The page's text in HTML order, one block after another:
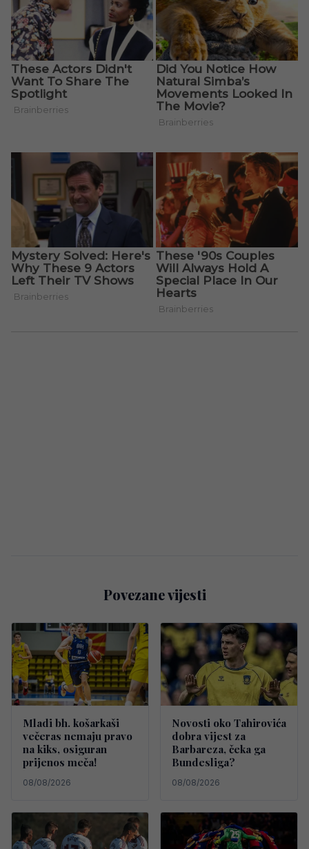
Povezane vijesti
Mladi bh. košarkaši
večeras nemaju pravo
na kiks, osiguran
prijenos meča!
08/08/2026
Novosti oko Tahirovića
dobra vijest za
Barbareza, čeka ga
Bundesliga?
08/08/2026